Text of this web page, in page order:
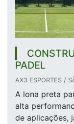
PADEL
AX3 ESPORTES /
A lona preta
alta
de aplicações,